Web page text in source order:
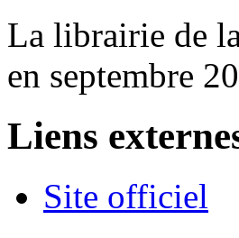
La librairie de
en septembre
Liens
Site officiel